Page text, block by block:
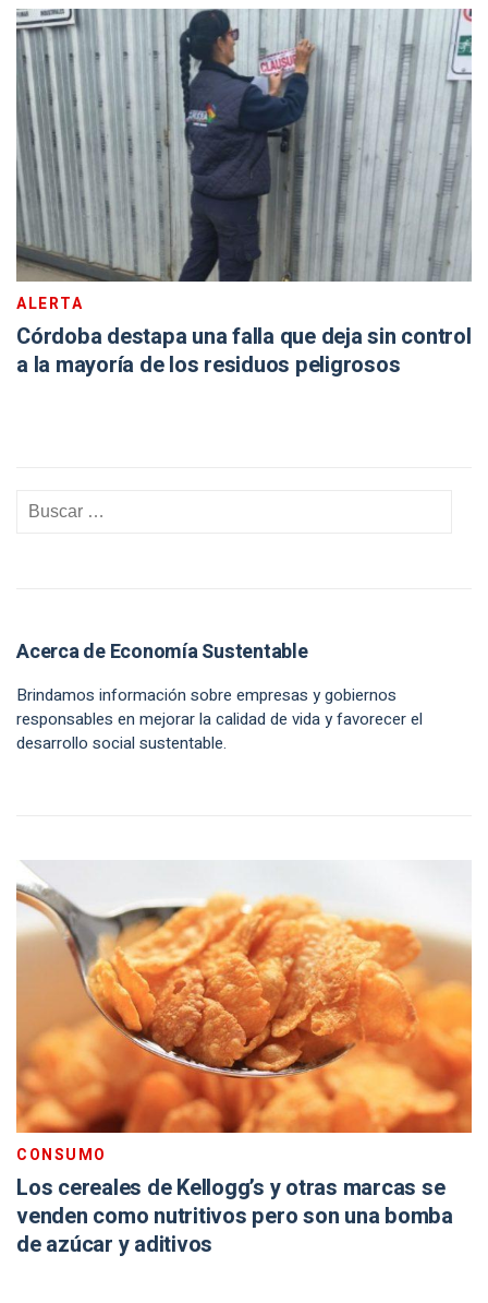
ALERTA
Córdoba destapa una falla que deja sin control
a la mayoría de los residuos peligrosos
Acerca de Economía Sustentable
Brindamos información sobre empresas y gobiernos
responsables en mejorar la calidad de vida y favorecer el
desarrollo social sustentable.
CONSUMO
Los cereales de Kellogg’s y otras marcas se
venden como nutritivos pero son una bomba
de azúcar y aditivos